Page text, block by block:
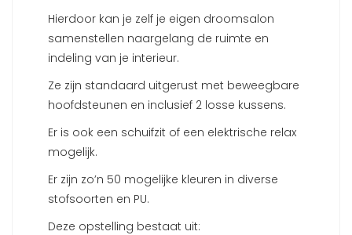
Hierdoor kan je zelf je eigen droomsalon
samenstellen naargelang de ruimte en
indeling van je interieur.
Ze zijn standaard uitgerust met beweegbare
hoofdsteunen en inclusief 2 losse kussens.
Er is ook een schuifzit of een elektrische relax
mogelijk.
Er zijn zo’n 50 mogelijke kleuren in diverse
stofsoorten en PU.
Deze opstelling bestaat uit: